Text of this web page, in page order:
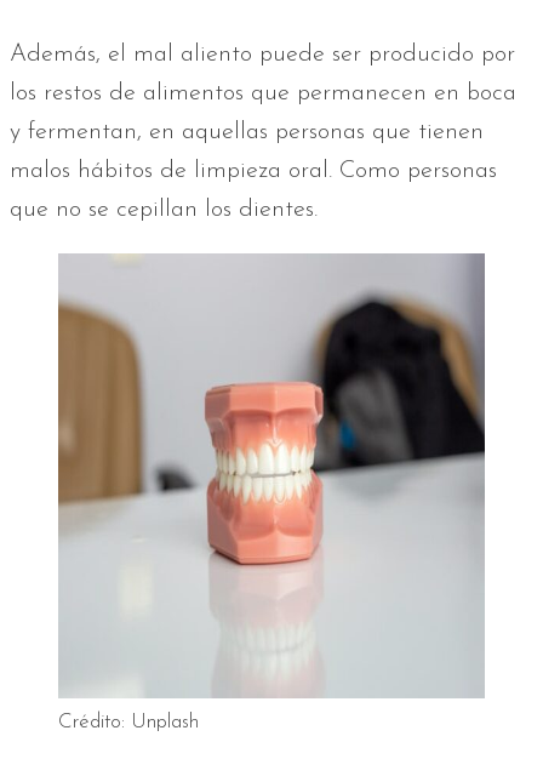
Además, el mal aliento puede ser producido por
los restos de alimentos que permanecen en boca
y fermentan, en aquellas personas que tienen
malos hábitos de limpieza oral. Como personas
que no se cepillan los dientes.
Crédito: Unplash